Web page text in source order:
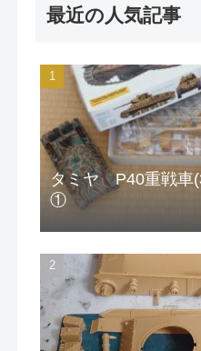
最近の人気記事
タミヤ P40重戦
①